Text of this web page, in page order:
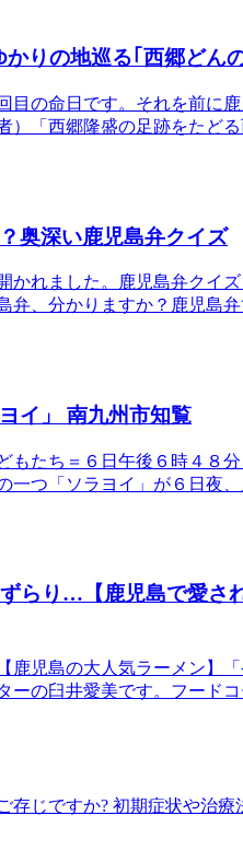
りの地巡る｢西郷どん
目の命日です。それを前に
）「西郷隆盛の足跡をたど
奥深い鹿児島弁クイズ
かれました。鹿児島弁クイ
弁、分かりますか？鹿児島
イ」 南九州市知覧
もたち＝６日午後６時４８
一つ「ソラヨイ」が６日夜
らり…【鹿児島で愛さ
児島の大人気ラーメン】
ーの臼井愛美です。フード
存じですか? 初期症状や治療